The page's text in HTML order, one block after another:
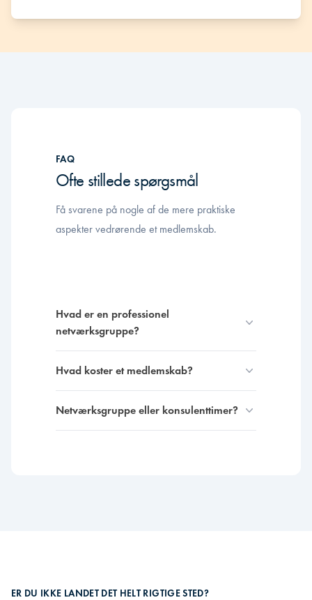
FAQ
Ofte stillede spørgsmål
Få svarene på nogle af de mere praktiske
aspekter vedrørende et medlemskab.
Hvad er en professionel
netværksgruppe?
Hvad koster et medlemskab?
Netværksgruppe eller konsulenttimer?
ER DU IKKE LANDET DET HELT RIGTIGE STED?